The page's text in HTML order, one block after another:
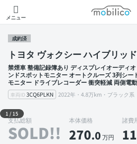
メニュー
モビリコ
成約済
トヨタ ヴォクシー ハイブリッ
禁煙車 整備記録簿あり ディスプレイオーディ
ンドスポットモニター オートクルーズ 3列シー
モニター ドライブレコーダー 衝突軽減 両側電
車両ID 3CQ6PLKN 2022年・4.8万km・ブラック系
外装 左前
1 /15
支払総額
SOLD!!
本体価格
270.0万円
諸費
11